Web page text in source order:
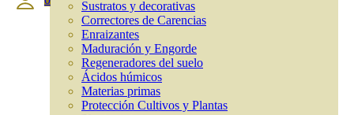
Sustratos y decorativas
Correctores de Carencias
Enraizantes
Maduración y Engorde
Regeneradores del suelo
Ácidos húmicos
Materias primas
Protección Cultivos y Plantas